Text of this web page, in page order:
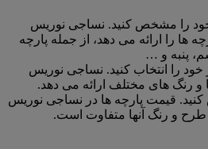
را مشخص کنید. نساجی نوریس
ها را ارائه می دهد، از جمله پارچه
پنبه و …
را انتخاب کنید. نساجی نوریس
و رنگ های مختلف ارائه می دهد.
قیمت پارچه ها در نساجی نوریس
طرح و رنگ آنها متفاوت است.